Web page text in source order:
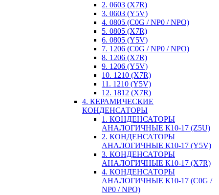
2. 0603 (X7R)
3. 0603 (Y5V)
4. 0805 (C0G / NP0 / NPO)
5. 0805 (X7R)
6. 0805 (Y5V)
7. 1206 (C0G / NP0 / NPO)
8. 1206 (X7R)
9. 1206 (Y5V)
10. 1210 (X7R)
11. 1210 (Y5V)
12. 1812 (X7R)
4. КЕРАМИЧЕСКИЕ
КОНДЕНСАТОРЫ
1. КОНДЕНСАТОРЫ
АНАЛОГИЧНЫЕ К10-17 (Z5U)
2. КОНДЕНСАТОРЫ
АНАЛОГИЧНЫЕ К10-17 (Y5V)
3. КОНДЕНСАТОРЫ
АНАЛОГИЧНЫЕ К10-17 (X7R)
4. КОНДЕНСАТОРЫ
АНАЛОГИЧНЫЕ К10-17 (C0G /
NP0 / NPO)